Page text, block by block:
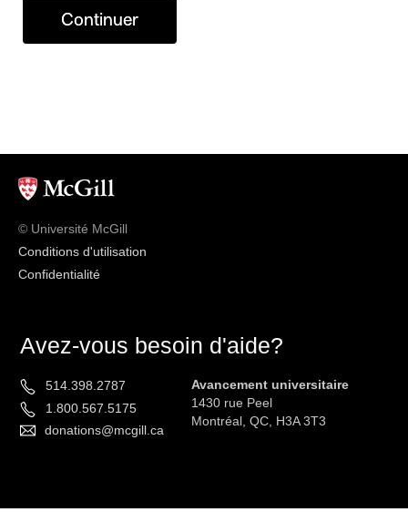
Continuer
© Université McGill
Conditions d'utilisation
Confidentialité
Avez-vous besoin d'aide?
514.398.2787
1.800.567.5175
donations@mcgill.ca
Avancement universitaire
1430 rue Peel
Montréal, QC, H3A 3T3